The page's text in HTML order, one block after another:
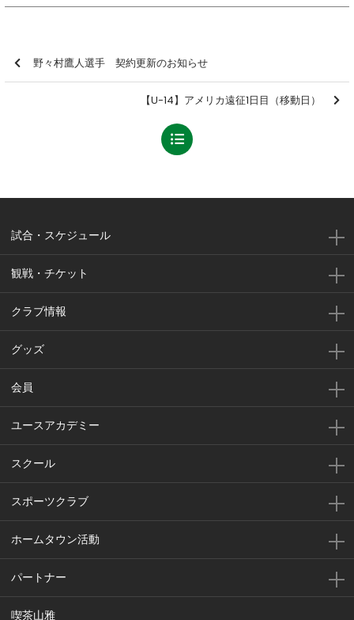
野々村鷹人選手 契約更新のお知らせ
【U-14】アメリカ遠征1日目（移動日）
試合・スケジュール
観戦・チケット
クラブ情報
グッズ
会員
ユースアカデミー
スクール
スポーツクラブ
ホームタウン活動
パートナー
喫茶山雅